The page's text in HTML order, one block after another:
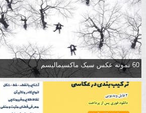
60 نمونه عکس سبک ماکسیمالیسم